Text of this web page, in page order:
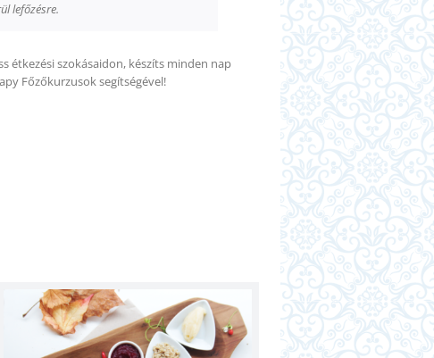
lefőzésre.
étkezési szokásaidon, készíts minden nap
Főzőkurzusok segítségével!